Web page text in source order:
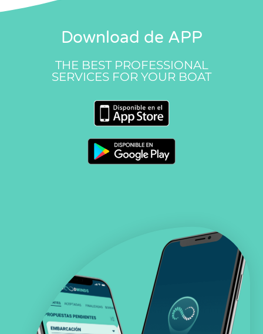
Download de APP
THE BEST PROFESSIONAL
SERVICES FOR YOUR BOAT